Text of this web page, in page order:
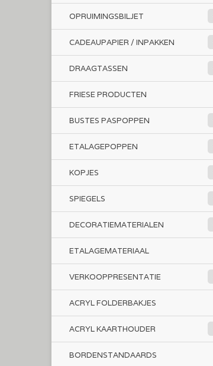
OPRUIMINGSBILJET
CADEAUPAPIER / INPAKKEN
DRAAGTASSEN
FRIESE PRODUCTEN
BUSTES PASPOPPEN
ETALAGEPOPPEN
KOPJES
SPIEGELS
DECORATIEMATERIALEN
ETALAGEMATERIAAL
VERKOOPPRESENTATIE
ACRYL FOLDERBAKJES
ACRYL KAARTHOUDER
BORDENSTANDAARDS